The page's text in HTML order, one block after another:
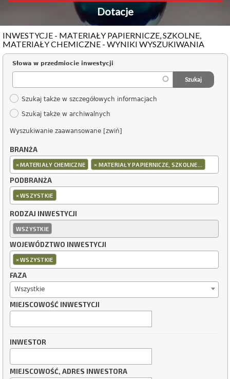
Dotacje
INWESTYCJE - MATERIAŁY PAPIERNICZE, SZKOLNE,
MATERIAŁY CHEMICZNE - WYNIKI WYSZUKIWANIA
Słowa w przedmiocie inwestycji
Szukaj także w szczegółowych informacjach
Szukaj także w archiwalnych
Wyszukiwanie zaawansowane [zwiń]
BRANŻA
×MATERIAŁY CHEMICZNE × MATERIAŁY PAPIERNICZE, SZKOLNE...
PODBRANŻA
×WSZYSTKIE
RODZAJ INWESTYCJI
WSZYSTKIE
WOJEWÓDZTWO INWESTYCJI
×WSZYSTKIE
FAZA
Wszystkie
MIEJSCOWOŚĆ INWESTYCJI
INWESTOR
MIEJSCOWOŚĆ, ADRES INWESTORA